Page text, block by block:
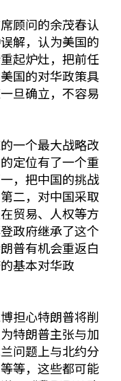
顾问的余茂春认
解，认为美国的
起炉灶，把前任
国的对华政策具
旦确立，不容易
一个最大战略改
定位有了一个重
，把中国的挑战
二，对中国采取
贸易、人权等方
政府继承了这个
普有机会重返白
基本对华政
担心特朗普将削
特朗普主张与加
问题上与北约分
等，这些都可能